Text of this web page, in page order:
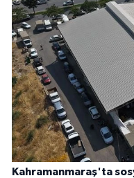
Kahramanmaraş'ta